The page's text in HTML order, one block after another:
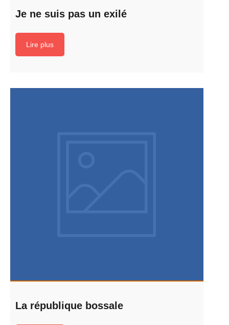
Je ne suis pas un exilé
Lire plus
La république bossale